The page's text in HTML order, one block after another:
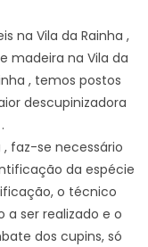
na Vila da Rainha ,
madeira na Vila da
, temos postos
descupinizadora
, faz-se necessário
da espécie
o técnico
ser realizado e o
dos cupins, só